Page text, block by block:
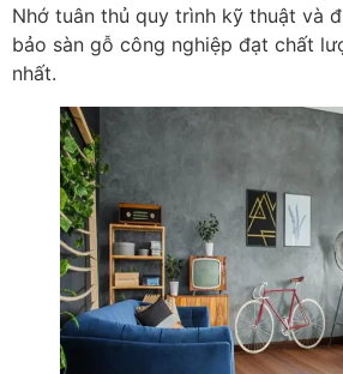
Nhớ tuân thủ quy trình kỹ thuật và
bảo sàn gỗ công nghiệp đạt chất
nhất.